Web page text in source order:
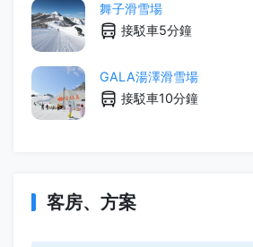
舞子滑雪場
接駁車5分鐘
GALA湯澤滑雪場
接駁車10分鐘
客房、方案